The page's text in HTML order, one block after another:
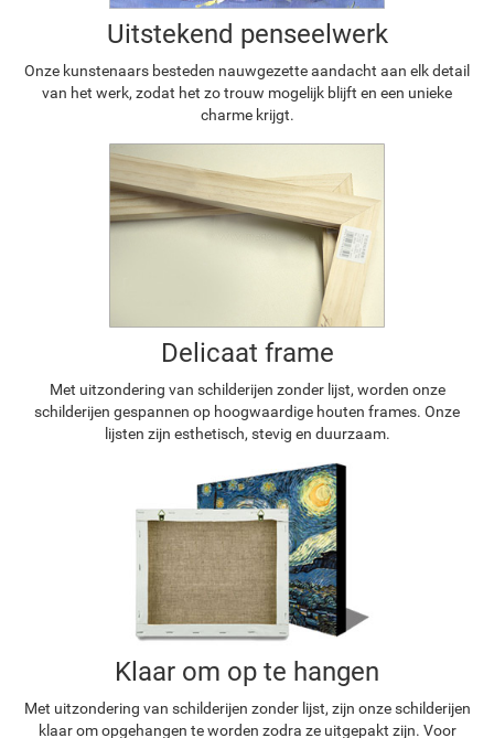
Uitstekend penseelwerk
Onze kunstenaars besteden nauwgezette aandacht aan elk detail
van het werk, zodat het zo trouw mogelijk blijft en een unieke
charme krijgt.
Delicaat frame
Met uitzondering van schilderijen zonder lijst, worden onze
schilderijen gespannen op hoogwaardige houten frames. Onze
lijsten zijn esthetisch, stevig en duurzaam.
Klaar om op te hangen
Met uitzondering van schilderijen zonder lijst, zijn onze schilderijen
klaar om opgehangen te worden zodra ze uitgepakt zijn. Voor